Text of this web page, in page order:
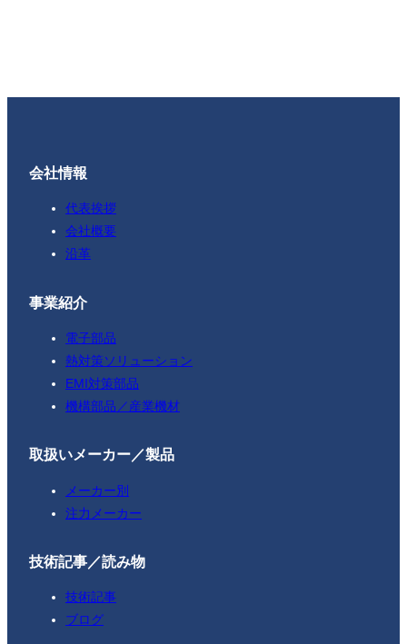
会社情報
代表挨拶
会社概要
沿革
事業紹介
電子部品
熱対策ソリューション
EMI対策部品
機構部品／産業機材
取扱いメーカー／製品
メーカー別
注力メーカー
技術記事／読み物
技術記事
ブログ